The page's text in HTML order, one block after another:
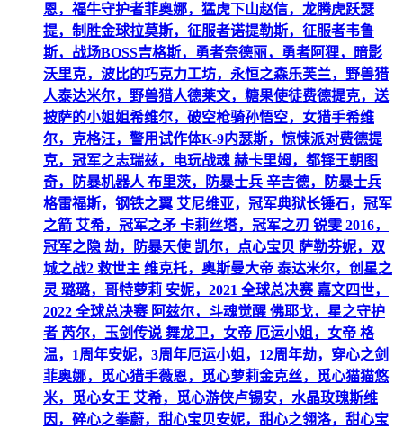
恩，福牛守护者菲奥娜，猛虎下山赵信，龙腾虎跃瑟
提，制胜金球拉莫斯，征服者诺提勒斯，征服者韦鲁
斯，战场BOSS吉格斯，勇者奈德丽，勇者阿狸，暗影
沃里克，波比的巧克力工坊，永恒之森乐芙兰，野兽猎
人泰达米尔，野兽猎人德莱文，糖果使徒费德提克，送
披萨的小姐姐希维尔，破空枪骑孙悟空，女猎手希维
尔，克格汪，警用试作体K-9内瑟斯，惊悚派对费德提
克，冠军之志瑞兹，电玩战魂 赫卡里姆，都铎王朝图
奇，防暴机器人 布里茨，防暴士兵 辛吉德，防暴士兵
格雷福斯，钢铁之翼 艾尼维亚，冠军典狱长锤石，冠军
之箭 艾希，冠军之矛 卡莉丝塔，冠军之刃 锐雯 2016，
冠军之隐 劫，防暴天使 凯尔，点心宝贝 萨勒芬妮，双
城之战2 救世主 维克托，奥斯曼大帝 泰达米尔，创星之
灵 璐璐，哥特萝莉 安妮，2021 全球总决赛 嘉文四世，
2022 全球总决赛 阿兹尔，斗魂觉醒 佛耶戈，星之守护
者 芮尔，玉剑传说 舞龙卫，女帝 厄运小姐，女帝 格
温，1周年安妮，3周年厄运小姐，12周年劫，穿心之剑
菲奥娜，觅心猎手薇恩，觅心萝莉金克丝，觅心猫猫悠
米，觅心女王 艾希，觅心游侠卢锡安，水晶玫瑰斯维
因，碎心之拳蔚，甜心宝贝安妮，甜心之翎洛，甜心宝